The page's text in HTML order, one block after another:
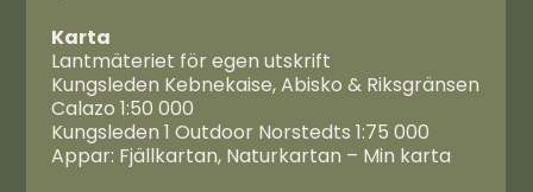
Karta
Lantmäteriet för egen utskrift
Kungsleden Kebnekaise, Abisko & Riksgränsen
Calazo 1:50 000
Kungsleden 1 Outdoor Norstedts 1:75 000
Appar: Fjällkartan, Naturkartan – Min karta